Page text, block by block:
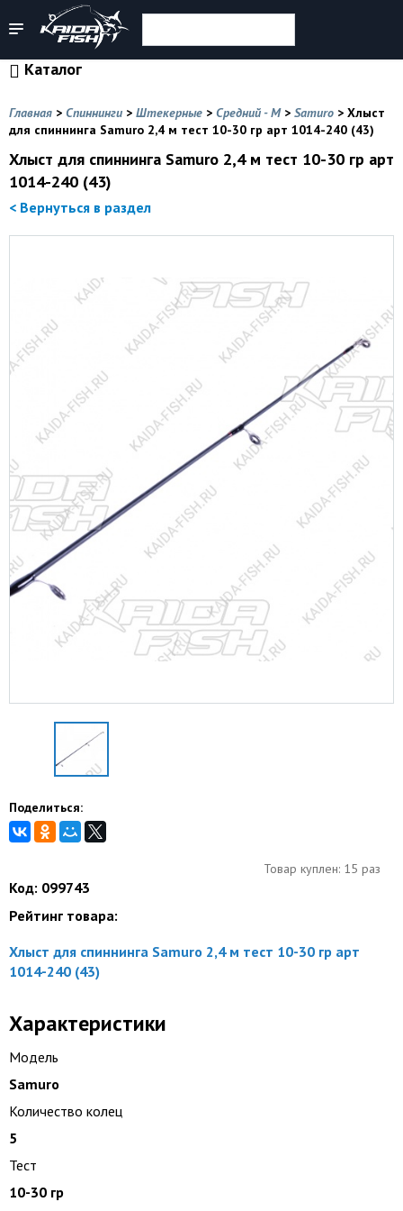
Каталог
Главная > Спиннинги > Штекерные > Средний - M> Samuro > Хлыст
для спиннинга Samuro 2,4 м тест 10-30 гр арт 1014-240 (43)
Хлыст для спиннинга Samuro 2,4 м тест 10-30 гр арт
1014-240 (43)
< Вернуться в раздел
Поделиться:
Товар куплен: 15 раз
Код: 099743
Рейтинг товара:
Хлыст для спиннинга Samuro 2,4 м тест 10-30 гр арт
1014-240 (43)
Характеристики
Модель
Samuro
Количество колец
5
Тест
10-30 гр